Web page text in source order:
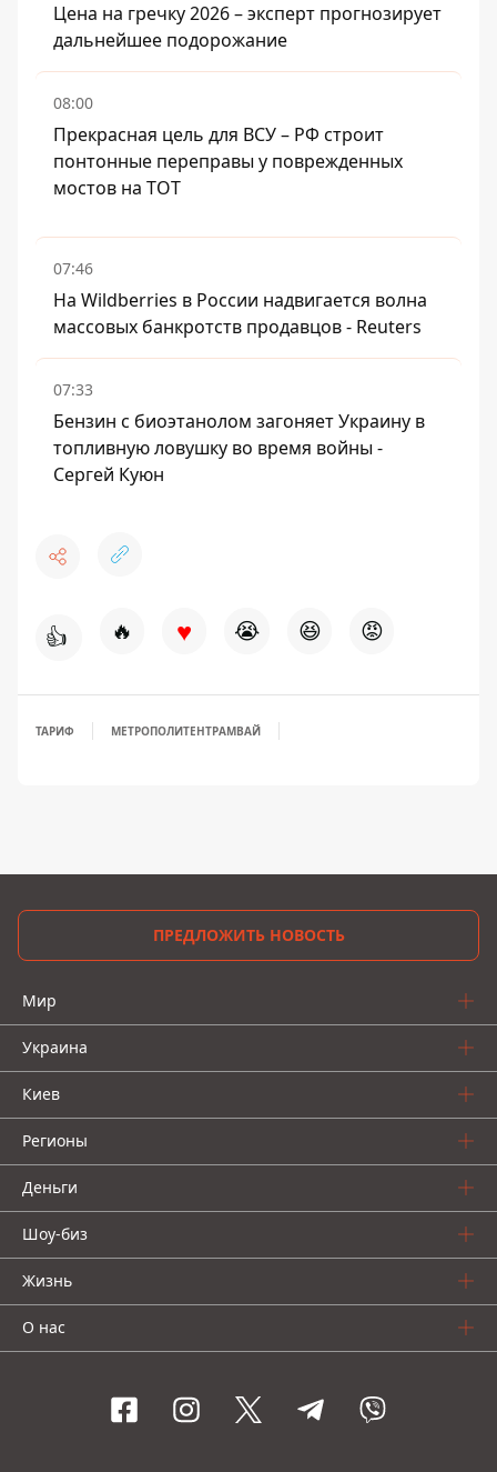
Цена на гречку 2026 – эксперт прогнозирует
дальнейшее подорожание
08:00
Прекрасная цель для ВСУ – РФ строит
понтонные переправы у поврежденных
мостов на ТОТ
07:46
На Wildberries в России надвигается волна
массовых банкротств продавцов - Reuters
07:33
Бензин с биоэтанолом загоняет Украину в
топливную ловушку во время войны -
Сергей Куюн
👍 🔥 ♥ 😭 😆 😡
ТАРИФ МЕТРОПОЛИТЕНТРАМВАЙ
ПРЕДЛОЖИТЬ НОВОСТЬ
Мир
Украина
Киев
Регионы
Деньги
Шоу-биз
Жизнь
О нас